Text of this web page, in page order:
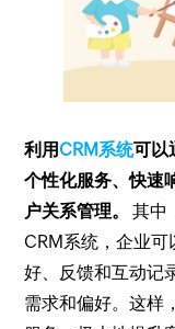
利用 CRM系统可以
个性化服务、快速
户关系管理。
其中
CRM系统，企业
好、反馈和互动记
需求和偏好。这样